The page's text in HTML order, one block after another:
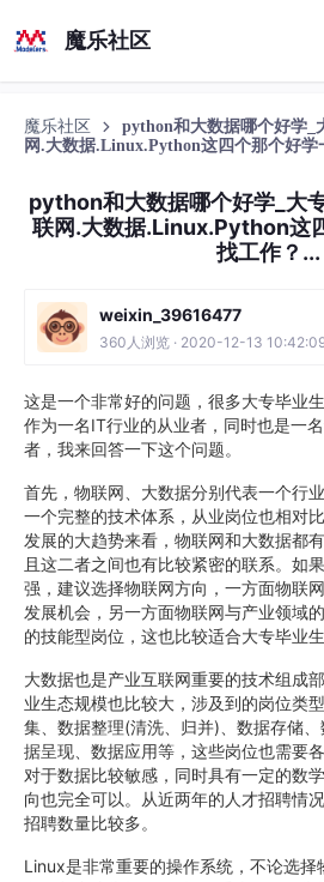
魔乐社区
魔乐社区
python和大数据哪个好学_
网.大数据.Linux.Python这四个那个好学
python和大数据哪个好学_大
联网.大数据.Linux.Python这
找工作？...
weixin_39616477
360人浏览 · 2020-12-13
这是一个非常好的问题，很多大专毕业
作为一名IT行业的从业者，同时也是一
者，我来回答一下这个问题。
首先，物联网、大数据分别代表一个行
一个完整的技术体系，从业岗位也相对
发展的大趋势来看，物联网和大数据都
且这二者之间也有比较紧密的联系。如
强，建议选择物联网方向，一方面物联
发展机会，另一方面物联网与产业领域
的技能型岗位，这也比较适合大专毕业生
大数据也是产业互联网重要的技术组成
业生态规模也比较大，涉及到的岗位类
集、数据整理(清洗、归并)、数据存储
据呈现、数据应用等，这些岗位也需要
对于数据比较敏感，同时具有一定的数
向也完全可以。从近两年的人才招聘情
招聘数量比较多。
Linux是非常重要的操作系统，不论选